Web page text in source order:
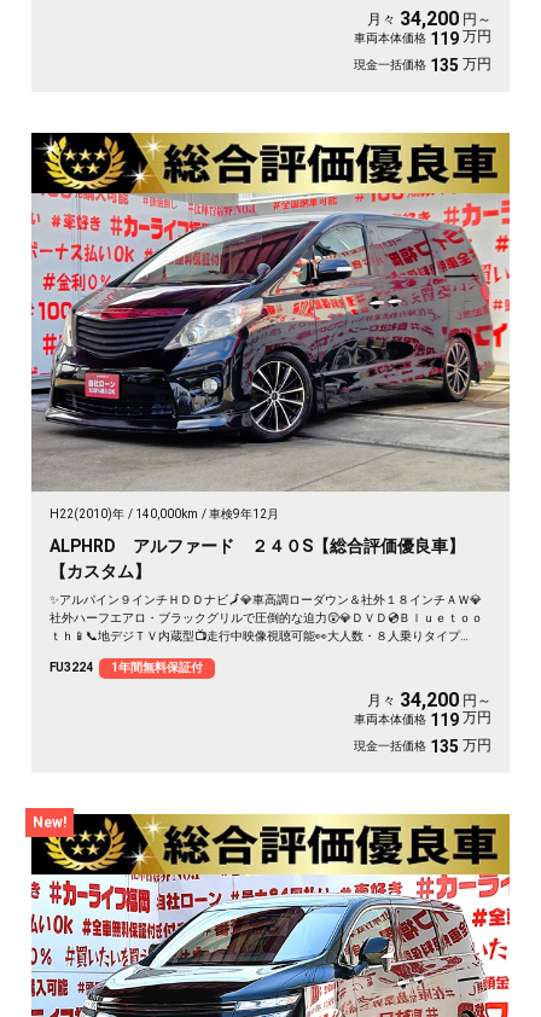
月々 34,200 円～
車両本体価格 119 万円
現金一括価格 135 万円
H22(2010)年 140,000km 車検9年12月
ALPHRD アルファード ２４０S【総合評価優良車】
【カスタム】
✨アルパイン９インチＨＤＤナビ🗾💎車高調ローダウン＆社外１８インチＡＷ💎
社外ハーフエアロ・ブラックグリルで圧倒的な迫力😲💎ＤＶＤ💿Ｂｌｕｅｔｏｏ
ｔｈ📱📞地デジＴＶ内蔵型📺走行中映像視聴可能👀大人数・８人乗りタイプ
FU3224
1年間無料保証付
月々 34,200 円～
車両本体価格 119 万円
現金一括価格 135 万円
New!